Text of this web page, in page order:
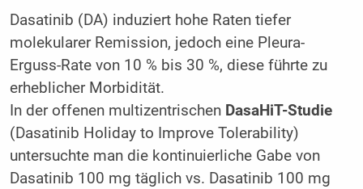
Dasatinib (DA) induziert hohe Raten tiefer
molekularer Remission, jedoch eine Pleura-
Erguss-Rate von 10 % bis 30 %, diese führte zu
erheblicher Morbidität.
In der offenen multizentrischen DasaHiT-Studie
(Dasatinib Holiday to Improve Tolerability)
untersuchte man die kontinuierliche Gabe von
Dasatinib 100 mg täglich vs. Dasatinib 100 mg